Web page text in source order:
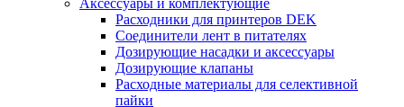
Аксессуары и комплектующие
Расходники для принтеров DEK
Соединители лент в питателях
Дозирующие насадки и аксессуары
Дозирующие клапаны
Расходные материалы для селективной
пайки